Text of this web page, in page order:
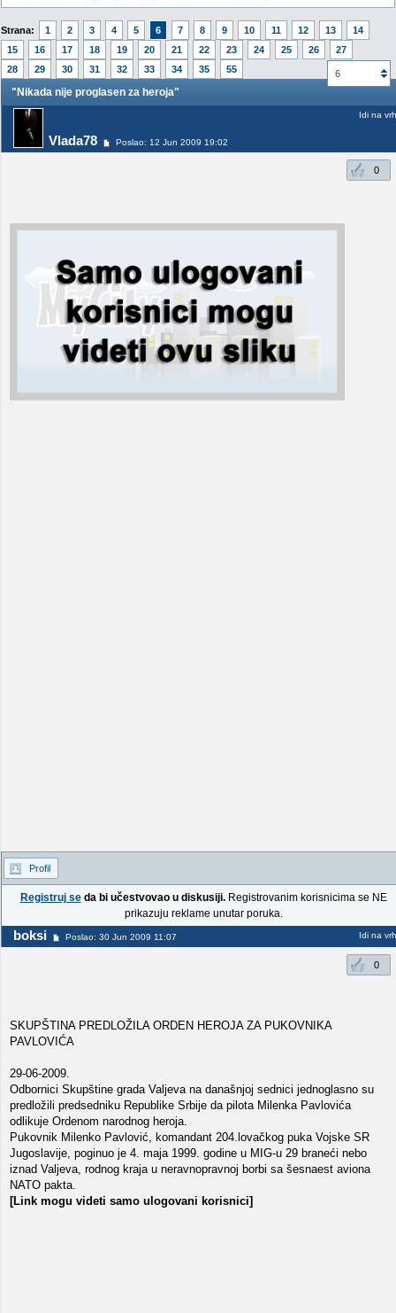
Strana: 1 2 3 4 5 6 7 8 9 10 11 12 13
14
15
16 17 18 19 20 21 22 23 24 25 26
27
28
29 30 31 32 33 34 35 55 6
"Nikada nije proglasen za heroja"
Vlada78 Poslao: 12 Jun 2009 19:02
Idi na vrh
0
Profil
Registruj seda bi učestvovao u diskusiji.Registrovanim korisnicima se NE
prikazuju reklame unutar poruka.
boksi Poslao: 30 Jun 2009 11:07 Idi na vrh
0
SKUPŠTINA PREDLOŽILA ORDEN HEROJA ZA PUKOVNIKA
PAVLOVIĆA
29-06-2009.
Odbornici Skupštine grada Valjeva na današnjoj sednici jednoglasno su
predložili predsedniku Republike Srbije da pilota Milenka Pavlovića
odlikuje Ordenom narodnog heroja.
Pukovnik Milenko Pavlović, komandant 204.lovačkog puka Vojske SR
Jugoslavije, poginuo je 4. maja 1999. godine u MIG-u 29 braneći nebo
iznad Valjeva, rodnog kraja u neravnopravnoj borbi sa šesnaest aviona
NATO pakta.
[Link mogu videti samo ulogovani korisnici]